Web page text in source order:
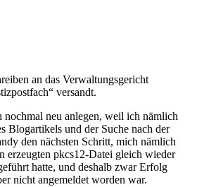
an das Verwaltungsgericht
versandt.
nochmal neu anlegen, weil ich nämlich
Blogartikels und der Suche nach der
den nächsten Schritt, mich nämlich
erzeugten pkcs12-Datei gleich wieder
hatte, und deshalb zwar Erfolg
nicht angemeldet worden war.